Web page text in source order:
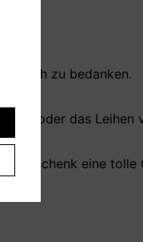
sich zu bedanken.
oder das Leihen
eine tolle